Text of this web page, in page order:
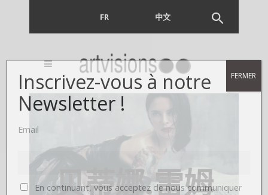
FR 中文
贝蒂娜.雷姆
Inscrivez-vous à notre
Newsletter !
Email
En continuant, vous acceptez de nous communiquer
FERMER